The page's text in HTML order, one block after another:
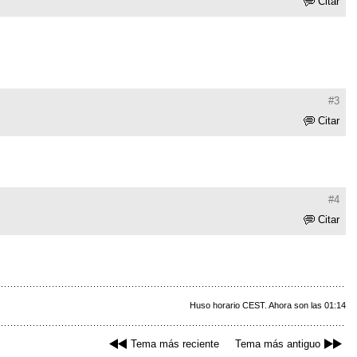
#3
Citar
#4
Citar
Huso horario CEST. Ahora son las 01:14
Tema más reciente Tema más antiguo